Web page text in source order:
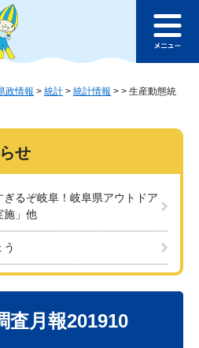
ージの本文へ
ュ
政情報 > 統計 > 統計情報 > > 生産動態統
せ
るぞ岐阜！岐阜県アウトドア
施」他
査月報201910